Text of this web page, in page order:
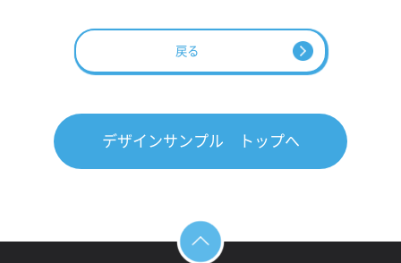
戻る
デザインサンプル トップへ